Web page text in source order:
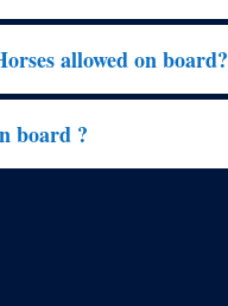
allowed on board?
board ?